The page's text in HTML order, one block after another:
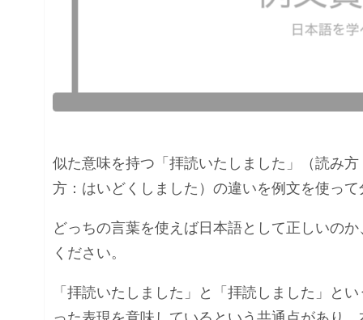
似た意味を持つ「拝読いたしました」（読み
方：はいどくしました）の違いを例文を使っ
どっちの言葉を使えば日本語として正しいの
ください。
「拝読いたしました」と「拝読しました」と